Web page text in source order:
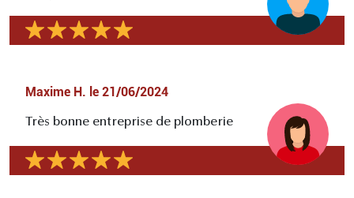
Maxime H. le 21/06/2024
Très bonne entreprise de plomberie